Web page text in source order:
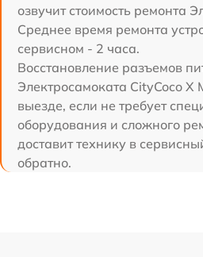
озвучит стоимость ремонта
Среднее время ремонта
сервисном - 2 часа.
Восстановление разъемов
Электросамоката CityCoco X
выезде, если не требует
оборудования и сложного
доставит технику в
обратно.